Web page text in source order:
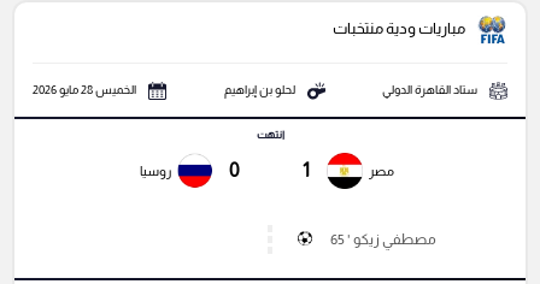
مباريات ودية منتخبات
ستاد القاهرة الدولي لحلو بن إبراهيم الخميس 28 مايو 2026
مصر 1
انتهت
0 روسيا
مصطفي زيكو ' 65